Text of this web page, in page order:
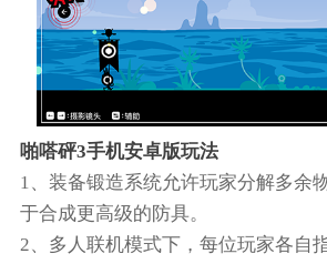
啪嗒砰3手机安卓版玩法
1、装备锻造系统允许玩家分解多余
于合成更高级的防具。
2、多人联机模式下，每位玩家各自